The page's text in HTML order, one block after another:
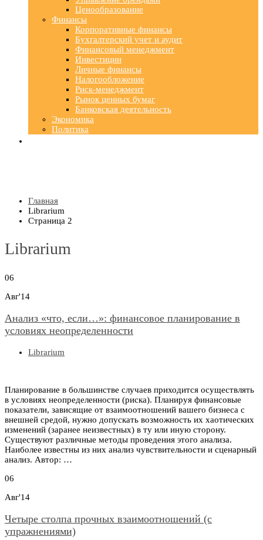
Ценообразование
Финансы
Корпоративные финансы
Бухгалтерский учет и аудит
Финансовый менеджмент
Инвестиции
Личные финансы
Налогообложение
Риск-менеджмент
Рынок ценных бумаг
Банковская деятельность
Экономика
Политика
Главная
Librarium
Страница 2
Librarium
06
Авг'14
Анализ «что, если…»: финансовое планирование в
условиях неопределенности
Librarium
Планирование в большинстве случаев приходится осуществлять
в условиях неопределенности (риска). Планируя финансовые
показатели, зависящие от взаимоотношений вашего бизнеса с
внешней средой, нужно допускать возможность их хаотических
изменений (заранее неизвестных) в ту или иную сторону.
Существуют различные методы проведения этого анализа.
Наиболее известны из них анализ чувствительности и сценарный
анализ. Автор: …
06
Авг'14
Четыре столпа прочных взаимоотношений (с
упражнениями)